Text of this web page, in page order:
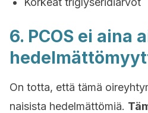
6. PCOS ei aina
On totta, että tämä
naisista hedelmättömiä.